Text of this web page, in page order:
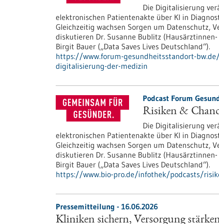
Die Digitalisierung
elektronischen Patientenakte über KI in
Gleichzeitig wachsen Sorgen um Datenschutz,
diskutieren Dr. Susanne Bublitz
Birgit Bauer („Data Saves Lives Deutschland“).
https://www.forum-gesundheitsstandort-
digitalisierung-der-medizin
Podcast Forum
Risiken &
Die Digitalisierung
elektronischen Patientenakte über KI in
Gleichzeitig wachsen Sorgen um Datenschutz,
diskutieren Dr. Susanne Bublitz
Birgit Bauer („Data Saves Lives Deutschland“).
https://www.bio-pro.de/infothek/podcasts/
Pressemitteilung - 16.06.2026
Kliniken sichern, Versorgung